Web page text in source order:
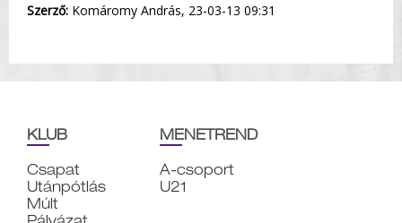
Szerző: Komáromy András, 23-03-13 09:31
KLUB
Csapat
Utánpótlás
Múlt
MENETREND
A-csoport
U21